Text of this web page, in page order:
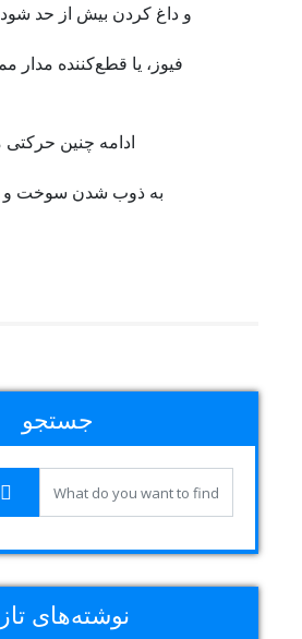
و داغ کردن بیش از حد
فیوز، یا قطع‌کننده
ادامه چنین
به ذوب شدن سوخت و
جستجو
نوشته‌های